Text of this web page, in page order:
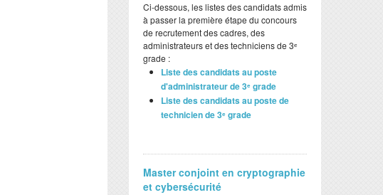
Ci-dessous, les listes des candidats admis
à passer la première étape du concours
de recrutement des cadres, des
administrateurs et des techniciens de 3ᵉ
grade :
Liste des candidats au poste
d'administrateur de 3ᵉ grade
Liste des candidats au poste de
technicien de 3ᵉ grade
Master conjoint en cryptographie
et cybersécurité